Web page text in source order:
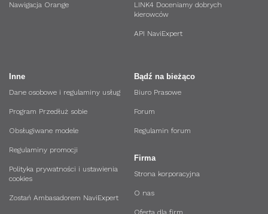
Nawigacja Orange
LINK4 Doceniamy dobrych
kierowców
API NaviExpert
Bądź na bieżąco
Biuro Prasowe
Forum
Regulamin forum
Firma
Strona korporacyjna
O nas
Oferta dla firm
Inne
Dane osobowe i regulaminy usług
Program Przedłuż sobie
Obsługiwane modele
Regulaminy promocji
Polityka prywatności i ustawienia
cookies
Zostań Ambasadorem NaviExpert